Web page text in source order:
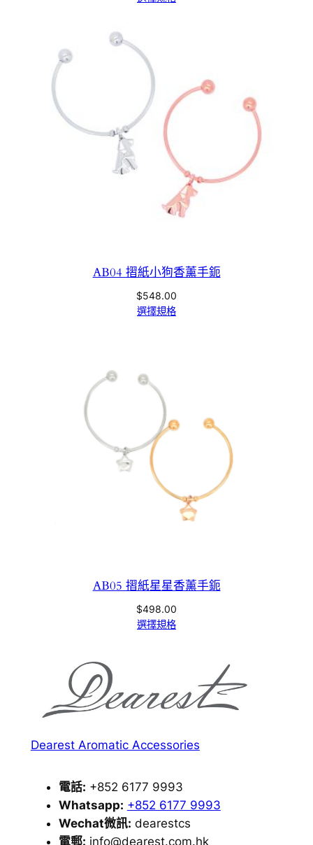
AB04 摺紙小狗香薰手鈪
$548.00
選擇規格
AB05 摺紙星星香薰手鈪
$498.00
選擇規格
Dearest Aromatic Accessories
電話: +852 6177 9993
Whatsapp: +852 6177 9993
Wechat微訊: dearestcs
電郵: info@dearest.com.hk